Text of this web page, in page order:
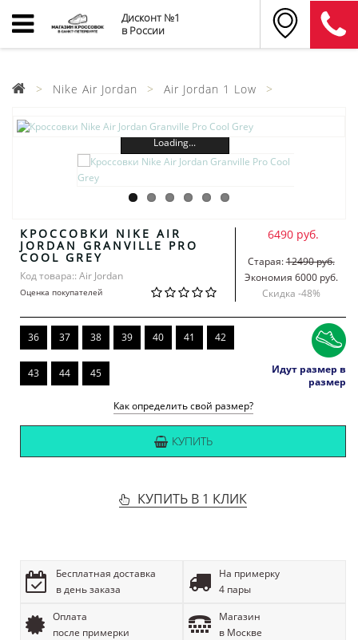
Дисконт №1
в России
Nike Air Jordan Air Jordan 1 Low
Loading...
КРОССОВКИ NIKE AIR
JORDAN GRANVILLE PRO
COOL GREY
Код товара:: Air Jordan
Оценка покупателей
6490 руб.
Старая:12490 руб.
Экономия 6000 руб.
Скидка -48%
36 37 38 39 40 41 42
43 44 45
Идут размер в
размер
Как определить свой размер?
КУПИТЬ
КУПИТЬ В 1 КЛИК
Бесплатная доставка
в день заказа
На примерку
4 пары
Оплата
после примерки
Магазин
в Москве